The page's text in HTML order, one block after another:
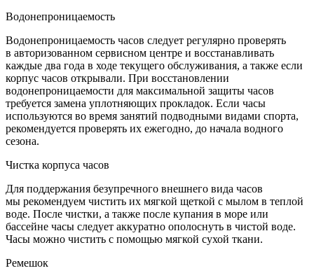
Водонепроницаемость
Водонепроницаемость часов следует регулярно проверять
в авторизованном сервисном центре и восстанавливать
каждые два года в ходе текущего обслуживания, а также если
корпус часов открывали. При восстановлении
водонепроницаемости для максимальной защиты часов
требуется замена уплотняющих прокладок. Если часы
используются во время занятий подводными видами спорта,
рекомендуется проверять их ежегодно, до начала водного
сезона.
Чистка корпуса часов
Для поддержания безупречного внешнего вида часов
мы рекомендуем чистить их мягкой щеткой с мылом в теплой
воде. После чистки, а также после купания в море или
бассейне часы следует аккуратно ополоснуть в чистой воде.
Часы можно чистить с помощью мягкой сухой ткани.
Ремешок